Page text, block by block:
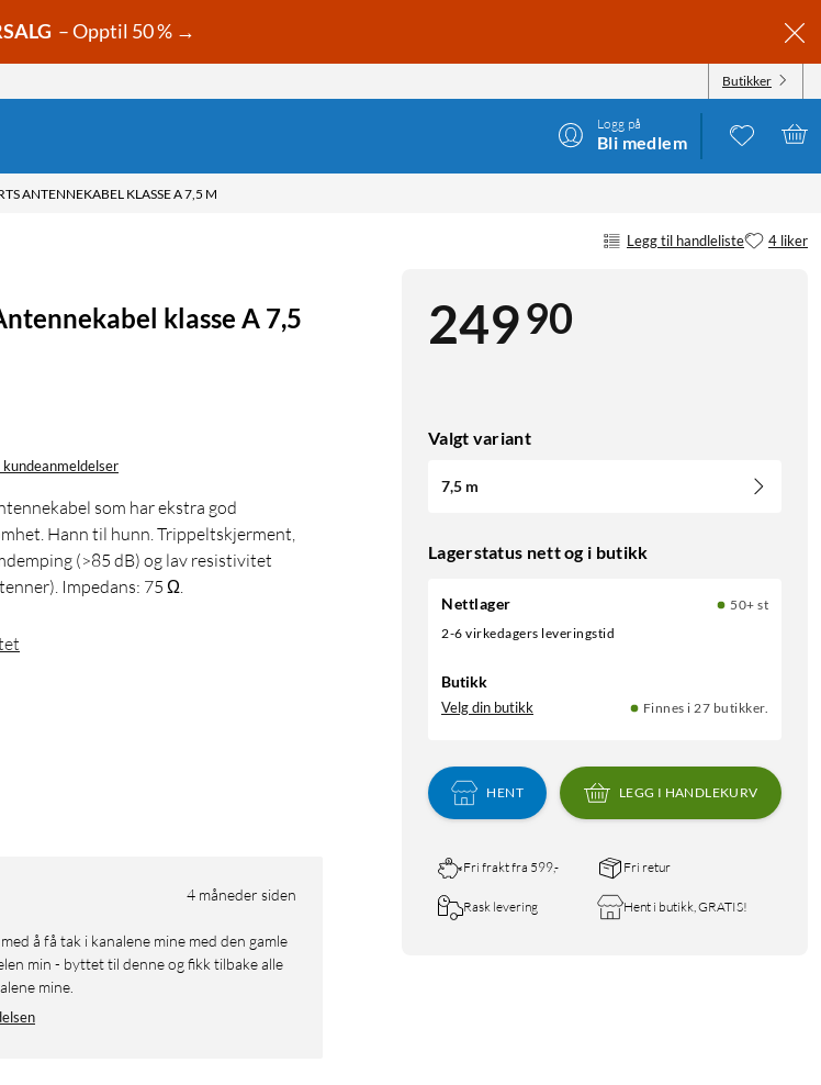
– Opptil 50 % →
Butikker
Logg på
Bli medlem
ANTENNEKABEL KLASSE A 7,5 M
Legg til handleliste 4 liker
24990
Valgt variant
7,5 m
Lagerstatus nett og i butikk
Nettlager
50+ st
2-6 virkedagers leveringstid
Butikk
Velg din butikk Finnes i 27 butikker.
HENT LEGG I HANDLEKURV
Fri frakt fra 599,- Fri retur
Rask levering Hent i butikk, GRATIS!
klasse A 7,5
som har ekstra god
Hann til hunn. Trippeltskjerment,
(>85 dB) og lav resistivitet
Impedans: 75 Ω.
4 måneder siden
min - byttet til denne og fikk tilbake alle
mine.